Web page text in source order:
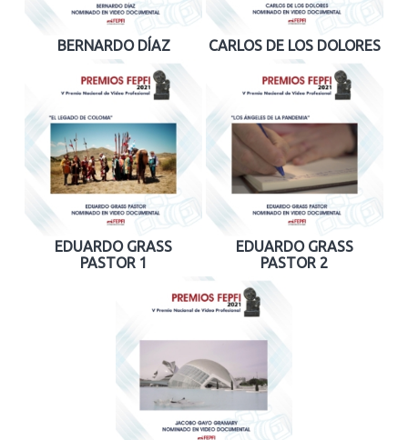
BERNARDO DÍAZ CARLOS DE LOS DOLORES
EDUARDO GRASS
PASTOR 1
EDUARDO GRASS
PASTOR 2